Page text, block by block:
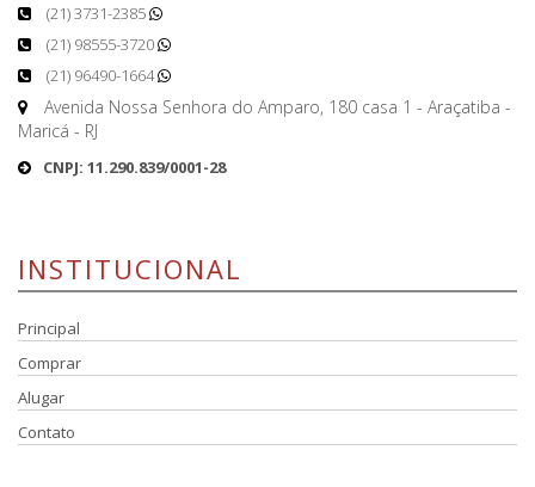
(21) 3731-2385
(21) 98555-3720
(21) 96490-1664
Avenida Nossa Senhora do Amparo, 180 casa 1 - Araçatiba -
Maricá - RJ
CNPJ: 11.290.839/0001-28
INSTITUCIONAL
Principal
Comprar
Alugar
Contato